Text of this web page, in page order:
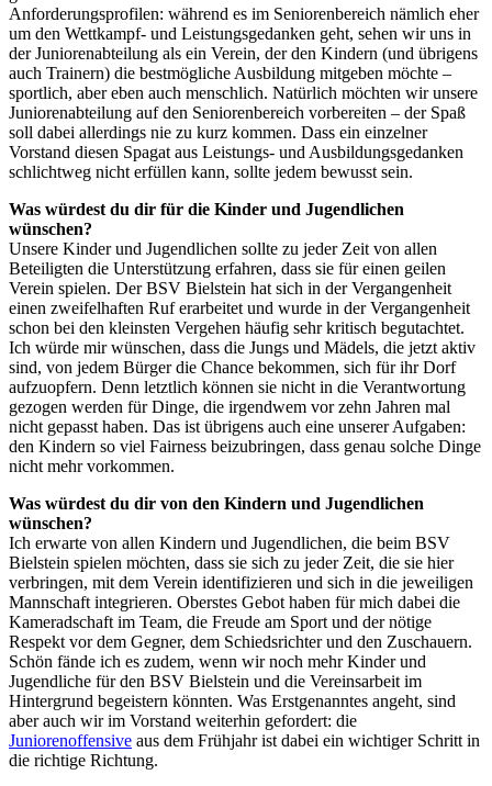
Anforderungsprofilen: während es im Seniorenbereich nämlich eher
um den Wettkampf- und Leistungsgedanken geht, sehen wir uns in
der Juniorenabteilung als ein Verein, der den Kindern (und übrigens
auch Trainern) die bestmögliche Ausbildung mitgeben möchte –
sportlich, aber eben auch menschlich. Natürlich möchten wir unsere
Juniorenabteilung auf den Seniorenbereich vorbereiten – der Spaß
soll dabei allerdings nie zu kurz kommen. Dass ein einzelner
Vorstand diesen Spagat aus Leistungs- und Ausbildungsgedanken
schlichtweg nicht erfüllen kann, sollte jedem bewusst sein.
Was würdest du dir für die Kinder und Jugendlichen
wünschen?
Unsere Kinder und Jugendlichen sollte zu jeder Zeit von allen
Beteiligten die Unterstützung erfahren, dass sie für einen geilen
Verein spielen. Der BSV Bielstein hat sich in der Vergangenheit
einen zweifelhaften Ruf erarbeitet und wurde in der Vergangenheit
schon bei den kleinsten Vergehen häufig sehr kritisch begutachtet.
Ich würde mir wünschen, dass die Jungs und Mädels, die jetzt aktiv
sind, von jedem Bürger die Chance bekommen, sich für ihr Dorf
aufzuopfern. Denn letztlich können sie nicht in die Verantwortung
gezogen werden für Dinge, die irgendwem vor zehn Jahren mal
nicht gepasst haben. Das ist übrigens auch eine unserer Aufgaben:
den Kindern so viel Fairness beizubringen, dass genau solche Dinge
nicht mehr vorkommen.
Was würdest du dir von den Kindern und Jugendlichen
wünschen?
Ich erwarte von allen Kindern und Jugendlichen, die beim BSV
Bielstein spielen möchten, dass sie sich zu jeder Zeit, die sie hier
verbringen, mit dem Verein identifizieren und sich in die jeweiligen
Mannschaft integrieren. Oberstes Gebot haben für mich dabei die
Kameradschaft im Team, die Freude am Sport und der nötige
Respekt vor dem Gegner, dem Schiedsrichter und den Zuschauern.
Schön fände ich es zudem, wenn wir noch mehr Kinder und
Jugendliche für den BSV Bielstein und die Vereinsarbeit im
Hintergrund begeistern könnten. Was Erstgenanntes angeht, sind
aber auch wir im Vorstand weiterhin gefordert: die
Juniorenoffensive aus dem Frühjahr ist dabei ein wichtiger Schritt in
die richtige Richtung.